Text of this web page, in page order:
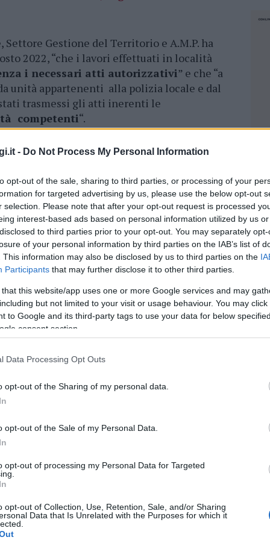
- Do Not Process My Personal Information
opt-out of the sale, sharing to third parties, or processing of your
for targeted advertising by us, please use the below opt-out
selection. Please note that after your opt-out request is processed
interest-based ads based on personal information utilized by us
to third parties prior to your opt-out. You may separately
of your personal information by third parties on the IAB’s list of
This information may also be disclosed by us to third parties on the
Participants that may further disclose it to other third parties.
that this website/app uses one or more Google services and may
but not limited to your visit or usage behaviour. You may
to Google and its third-party tags to use your data for below
consent section.
Data Processing Opt Outs
opt-out of the Sharing of my personal data.
opt-out of the Sale of my Personal Data.
opt-out of processing my Personal Data for Targeted
opt-out of Collection, Use, Retention, Sale, and/or Sharing
Data that Is Unrelated with the Purposes for which it
Settore Gestione del Territorio e A.M.P. ha
2022, “che i lavori effettuati in località
i necessari atti autorizzativi” e che “a
unità appartenenti alla polizia locale e dal
trasmessi gli atti inerenti le
competenti“.
locale e dal corpo forestale e di vigilanza
6696 dell’11 maggio 2022) ha potuto
è stata data in concessione alla società
Moresco, dove è stato realizzato “un
dell’area dagli arbusti ed eliminando
di pulizia effettuata anche con l’ausilio di
ha portato la rimozione di tutta la
solamente dei ginepri autoctoni e delle
dal concessionario”.
effettuatosenza aver presentato alcuna
” e “si è anche creata una piazzola,
di un chiosco”. L’area risulta in parte
Oltre alle violazioni di natura
appaiono evidenti anche le violazioni
di indagini in ambito amministrativo
dal corpo forestale e di vigilanza
22291 del 24 maggio 2022).
sonoora necessari provvedimenti di
sanzionatori amministrativi
Gallura farebbe bene a disporre anche la
palese violazione del relativo atto – dice
con vincolo paesaggistico, nonché con
come tale è stata classificata nel piano
la rapida adozione dei conseguenti